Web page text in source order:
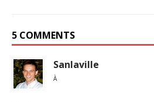
5 COMMENTS
Sanlaville
À